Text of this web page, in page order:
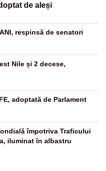
de aleși
respinsă de senatori
Nile și 2 decese,
adoptată de Parlament
împotriva Traficului
iluminat în albastru